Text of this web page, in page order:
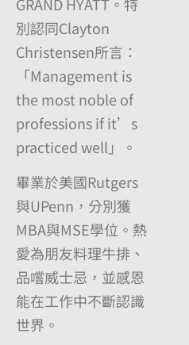
別認同Clayton
Christensen所言：
「Management is
the most noble of
professions if it’s
practiced well」。
畢業於美國Rutgers
與UPenn，分別獲
MBA與MSE學位。熱
愛為朋友料理牛排、
品嚐威士忌，並感恩
能在工作中不斷認識
世界。